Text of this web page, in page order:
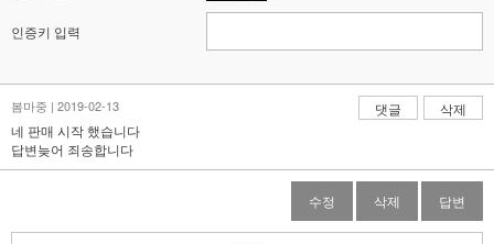
인증키 입력
봄마중 | 2019-02-13 삭제
댓글
네 판매 시작 했습니다
답변늦어 죄송합니다
수정 삭제 답변